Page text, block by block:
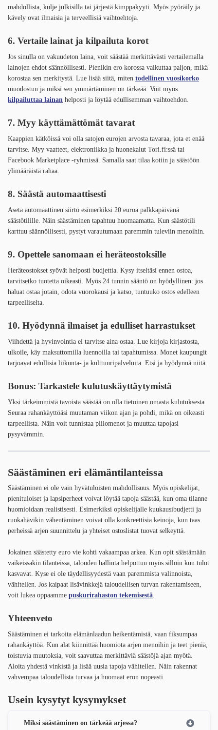
mahdollista, kulje julkisilla tai järjestä kimppakyyti. Myös pyöräily ja
kävely ovat ilmaisia ja terveellisiä vaihtoehtoja.
6. Vertaile lainat ja kilpailuta korot
Jos sinulla on vakuudeton laina, voit säästää merkittävästi vertailemalla
lainojen ehdot säännöllisesti. Pienikin ero korossa vaikuttaa paljon, mikä
korostaa sen merkitystä. Lue lisää siitä, miten todellinen vuosikorko
muodostuu ja miksi sen ymmärtäminen on tärkeää. Voit myös
kilpailuttaa lainan helposti ja löytää edullisemman vaihtoehdon.
7. Myy käyttämättömät tavarat
Kaappien kätköissä voi olla satojen eurojen arvosta tavaraa, jota et enää
tarvitse. Myy vaatteet, elektroniikka ja huonekalut Tori.fi:ssä tai
Facebook Marketplace -ryhmissä. Samalla saat tilaa kotiin ja säästöön
ylimääräistä rahaa.
8. Säästä automaattisesti
Aseta automaattinen siirto esimerkiksi 20 euroa palkkapäivänä
säästötilille. Näin säästäminen tapahtuu huomaamatta. Kun säästötili
karttuu säännöllisesti, pystyt varautumaan paremmin tuleviin menoihin.
9. Opettele sanomaan ei heräteostoksille
Heräteostokset syövät helposti budjettia. Kysy itseltäsi ennen ostoa,
tarvitsetko tuotetta oikeasti. Myös 24 tunnin sääntö on hyödyllinen: jos
haluat ostaa jotain, odota vuorokausi ja katso, tuntuuko ostos edelleen
tarpeelliselta.
10. Hyödynnä ilmaiset ja edulliset harrastukset
Viihdettä ja hyvinvointia ei tarvitse aina ostaa. Lue kirjoja kirjastosta,
ulkoile, käy maksuttomilla luennoilla tai tapahtumissa. Monet kaupungit
tarjoavat edullisia liikunta- ja kulttuuripalveluita. Etsi ja hyödynnä niitä.
Bonus: Tarkastele kulutuskäyttäytymistä
Yksi tärkeimmistä tavoista säästää on olla tietoinen omasta kulutuksesta.
Seuraa rahankäyttöäsi muutaman viikon ajan ja pohdi, mikä on oikeasti
tarpeellista. Näin voit tunnistaa piilomenot ja muuttaa tapojasi
pysyvämmin.
Säästäminen eri elämäntilanteissa
Säästäminen ei ole vain hyvätuloisten mahdollisuus. Myös opiskelijat,
pienituloiset ja lapsiperheet voivat löytää tapoja säästää, kun oma tilanne
huomioidaan realistisesti. Esimerkiksi opiskelijalle kuukausibudjetti ja
ruokahävikin vähentäminen voivat olla konkreettisia keinoja, kun taas
perheissä arjen suunnittelu ja yhteiset ostoslistat tuovat selkeyttä.
Jokainen säästetty euro vie kohti vakaampaa arkea. Kun opit säästämään
vaikeissakin tilanteissa, talouden hallinta helpottuu myös silloin kun tulot
kasvavat. Kyse ei ole täydellisyydestä vaan paremmista valinnoista,
vähitellen. Jos kaipaat lisävinkkejä taloudellisen turvan rakentamiseen,
voit lukea oppaamme puskurirahaston tekemisestä
Yhteenveto
Säästäminen ei tarkoita elämänlaadun heikentämistä, vaan fiksumpaa
rahankäyttöä. Kun alat kiinnittää huomiota arjen menoihin ja teet pieniä,
toistuvia muutoksia, voit saavuttaa merkittäviä säästöjä ajan myötä.
Aloita yhdestä vinkistä ja lisää uusia tapoja vähitellen. Näin rakennat
vahvempaa taloudellista turvaa ja huomaat eron nopeasti.
Usein kysytyt kysymykset
Miksi säästäminen on tärkeää arjessa?